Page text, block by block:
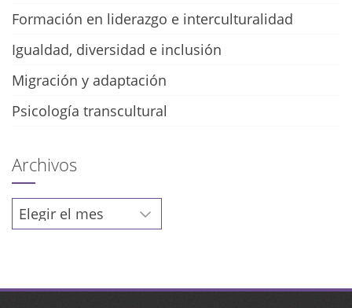
Formación en liderazgo e interculturalidad
Igualdad, diversidad e inclusión
Migración y adaptación
Psicología transcultural
Archivos
Archivos